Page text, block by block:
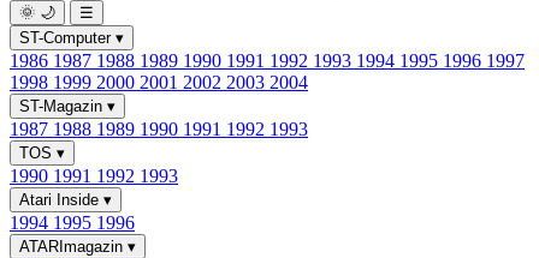
🌞 🌙
☰
ST-Computer ▾
1986 1987 1988 1989 1990 1991 1992 1993 1994 1995 1996 1997
1998 1999 2000 2001 2002 2003 2004
ST-Magazin ▾
1987 1988 1989 1990 1991 1992 1993
TOS ▾
1990 1991 1992 1993
Atari Inside ▾
1994 1995 1996
ATARImagazin ▾